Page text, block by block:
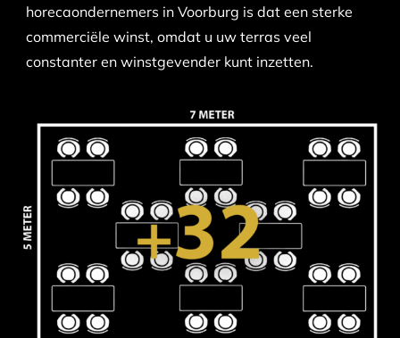
horecaondernemers in Voorburg is dat een sterke
commerciële winst, omdat u uw terras veel
constanter en winstgevender kunt inzetten.